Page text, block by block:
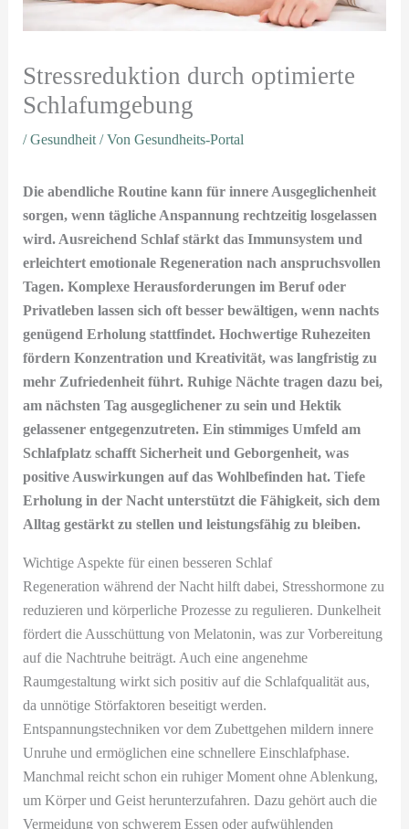
Stressreduktion durch optimierte
Schlafumgebung
/Gesundheit/ VonGesundheits-Portal
Die abendliche Routine kann für innere Ausgeglichenheit
sorgen, wenn tägliche Anspannung rechtzeitig losgelassen
wird. Ausreichend Schlaf stärkt das Immunsystem und
erleichtert emotionale Regeneration nach anspruchsvollen
Tagen. Komplexe Herausforderungen im Beruf oder
Privatleben lassen sich oft besser bewältigen, wenn nachts
genügend Erholung stattfindet. Hochwertige Ruhezeiten
fördern Konzentration und Kreativität, was langfristig zu
mehr Zufriedenheit führt. Ruhige Nächte tragen dazu bei,
am nächsten Tag ausgeglichener zu sein und Hektik
gelassener entgegenzutreten. Ein stimmiges Umfeld am
Schlafplatz schafft Sicherheit und Geborgenheit, was
positive Auswirkungen auf das Wohlbefinden hat. Tiefe
Erholung in der Nacht unterstützt die Fähigkeit, sich dem
Alltag gestärkt zu stellen und leistungsfähig zu bleiben.
Wichtige Aspekte für einen besseren Schlaf
Regeneration während der Nacht hilft dabei, Stresshormone zu
reduzieren und körperliche Prozesse zu regulieren. Dunkelheit
fördert die Ausschüttung von Melatonin, was zur Vorbereitung
auf die Nachtruhe beiträgt. Auch eine angenehme
Raumgestaltung wirkt sich positiv auf die Schlafqualität aus,
da unnötige Störfaktoren beseitigt werden.
Entspannungstechniken vor dem Zubettgehen mildern innere
Unruhe und ermöglichen eine schnellere Einschlafphase.
Manchmal reicht schon ein ruhiger Moment ohne Ablenkung,
um Körper und Geist herunterzufahren. Dazu gehört auch die
Vermeidung von schwerem Essen oder aufwühlenden